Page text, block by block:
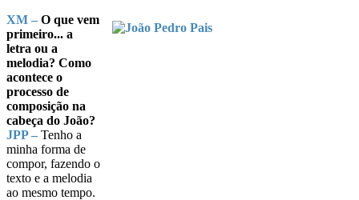
XM – O que vem
primeiro... a
letra ou a
melodia? Como
acontece o
processo de
composição na
cabeça do João?
JPP – Tenho a
minha forma de
compor, fazendo o
texto e a melodia
ao mesmo tempo.